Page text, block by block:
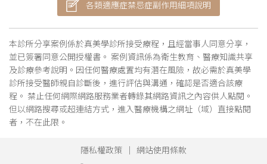
各類適應症禁忌症副作用細項說明
本診所分享案例係於真美學診所接受療程，且經當事人同意分享，
並已簽署同意公開授權書。 案例資訊係為衛生教育、醫療知識共享
及診療參考說明。因任何醫療處置均有潛在風險，故必需於真美學
診所接受醫師親自診斷後，進行評估與溝通，確認是否適合該療
程。 禁止任何網際網路服務業者轉錄其網路資訊之內容供人點閱。
但以網路搜尋或超連結方式，進入醫療機構之網址（域）直接點閱
者，不在此限。
隱私權政策 網站使用條款